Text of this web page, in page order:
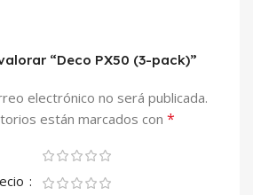
“Deco PX50 (3-pack)”
electrónico no será publicada.
están marcados con *